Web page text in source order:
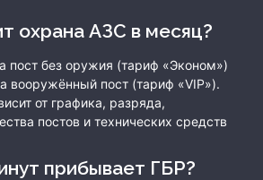
охрана АЗС в месяц?
пост без оружия (тариф «Эконом»)
вооружённый пост (тариф «VIP»).
от графика, разряда,
постов и технических средств
прибывает ГБР?